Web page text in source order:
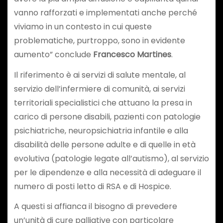
vanno rafforzati e implementati anche perché
viviamo in un contesto in cui queste
problematiche, purtroppo, sono in evidente
aumento” conclude Francesco Martines.
Il riferimento è ai servizi di salute mentale, al
servizio dell’infermiere di comunità, ai servizi
territoriali specialistici che attuano la presa in
carico di persone disabili, pazienti con patologie
psichiatriche, neuropsichiatria infantile e alla
disabilità delle persone adulte e di quelle in età
evolutiva (patologie legate all’autismo), al servizio
per le dipendenze e alla necessità di adeguare il
numero di posti letto di RSA e di Hospice.
A questi si affianca il bisogno di prevedere
un’unità di cure palliative con particolare